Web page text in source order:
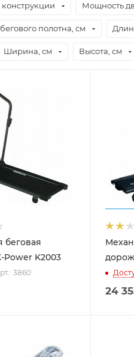
Мощность
полотна, см
Ширина, см Высота, см
беговая
Power K2003
3860
24